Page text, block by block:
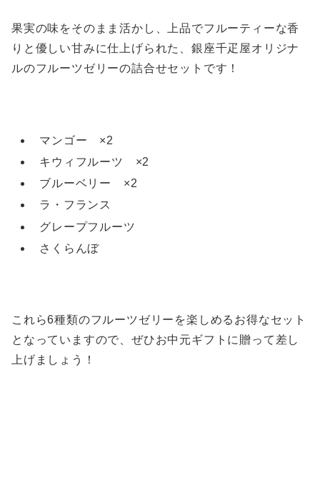
果実の味をそのまま活かし、上品でフルーティーな香
りと優しい甘みに仕上げられた、銀座千疋屋オリジナ
ルのフルーツゼリーの詰合せセットです！
マンゴー ×2
キウィフルーツ ×2
ブルーベリー ×2
ラ・フランス
グレープフルーツ
さくらんぼ
これら6種類のフルーツゼリーを楽しめるお得なセット
となっていますので、ぜひお中元ギフトに贈って差し
上げましょう！